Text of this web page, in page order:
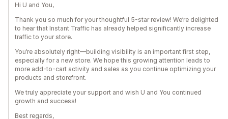
Hi U and You,
Thank you so much for your thoughtful 5-star review! We’re delighted
to hear that Instant Traffic has already helped significantly increase
traffic to your store.
You’re absolutely right—building visibility is an important first step,
especially for a new store. We hope this growing attention leads to
more add-to-cart activity and sales as you continue optimizing your
products and storefront.
We truly appreciate your support and wish U and You continued
growth and success!
Best regards,